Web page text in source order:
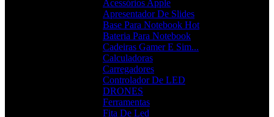
Acessórios Apple
Apresentador De Slides
Base Para Notebook Hot
Bateria Para Notebook
Cadeiras Gamer E Sim...
Calculadoras
Carregadores
Controlador De LED
DRONES
Ferramentas
Fita De Led